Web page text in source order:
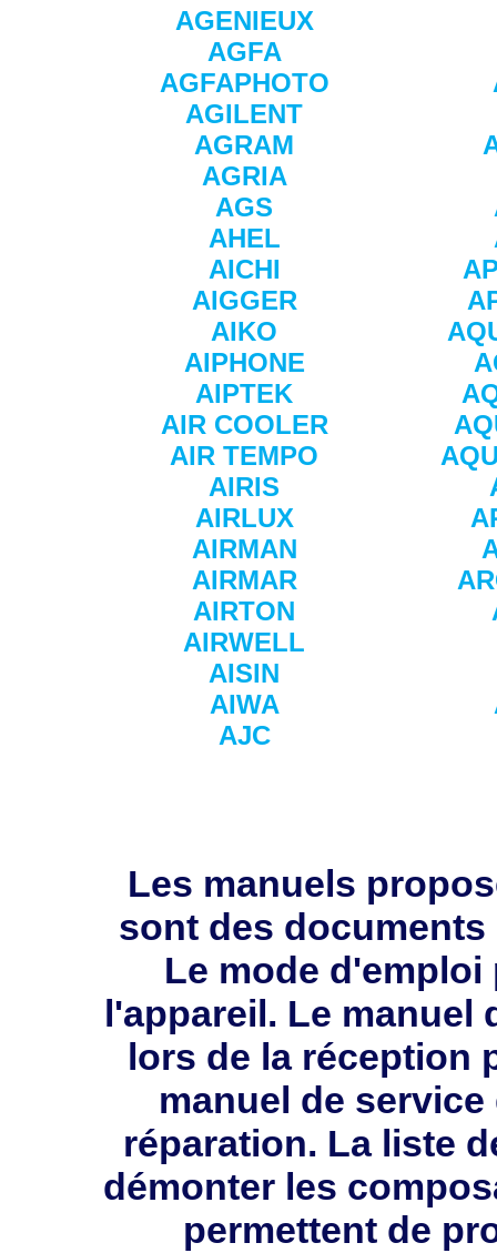
AGENIEUX
AGFA
AGFAPHOTO
AGILENT
AGRAM
AGRIA
AGS
AHEL
AICHI
AIGGER
AIKO
AIPHONE
AIPTEK
AIR COOLER
AIR TEMPO
AIRIS
AIRLUX
AIRMAN
AIRMAR
AIRTON
AIRWELL
AISIN
AIWA
AJC
Les manuels
sont des
Le mode
l'appareil. Le
lors de la réception
manuel de
réparation. La liste
démonter les
permettent de